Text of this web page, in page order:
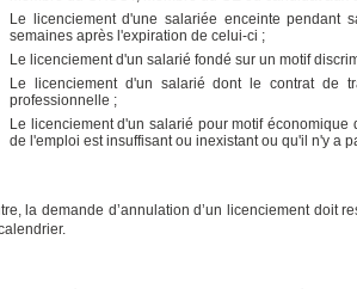
Le licenciement d'une salariée enceinte pendant
semaines après l'expiration de celui-ci ;
Le licenciement d'un salarié fondé sur un motif
Le licenciement d'un salarié dont le contrat de
professionnelle ;
Le licenciement d'un salarié pour motif
de l'emploi est insuffisant ou inexistant ou qu'il n'y a
la demande d’annulation d’un licenciement doit